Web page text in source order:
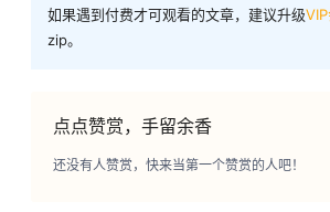
如果遇到付费才可观看的文章，建议升级
zip。
点点赞赏，手留余香
还没有人赞赏，快来当第一个赞赏的人吧！